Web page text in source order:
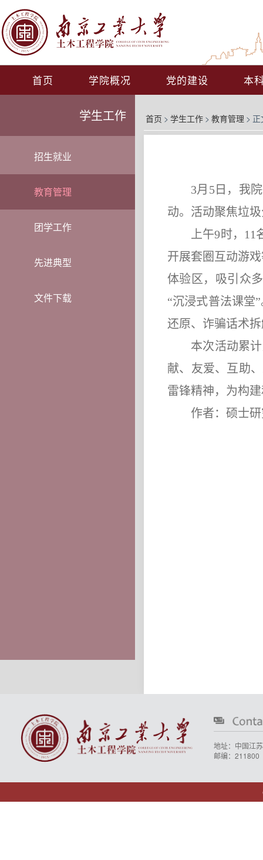
首页 学院概况 党的建设 本
学生工作
招生就业
教育管理
团学工作
先进典型
文件下载
首页 > 学生工作 > 教育管理 > 正
3月5日，我
动。活动聚焦垃
上午9时，11
开展套圈互动游
体验区，吸引众
“沉浸式普法课堂
还原、诈骗话术
本次活动累
献、友爱、互助
雷锋精神，为构
作者：硕士
地址：中国江
邮编：